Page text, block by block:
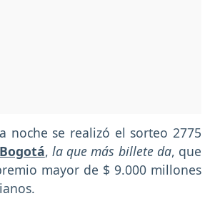
noche se realizó el sorteo 2775
,la que más billete da, que
mayor de $ 9.000 millones